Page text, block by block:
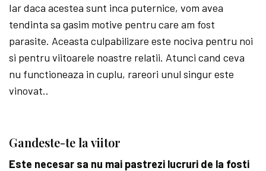
Iar daca acestea sunt inca puternice, vom avea
tendinta sa gasim motive pentru care am fost
parasite. Aceasta culpabilizare este nociva pentru noi
si pentru viitoarele noastre relatii. Atunci cand ceva
nu functioneaza in cuplu, rareori unul singur este
vinovat..
Gandeste-te la viitor
Este necesar sa nu mai pastrezi lucruri de la fosti